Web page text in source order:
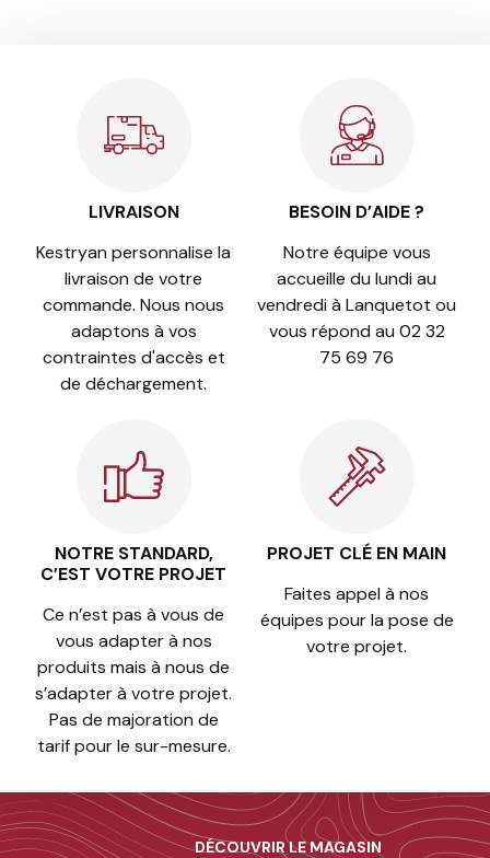
LIVRAISON
Kestryan personnalise la
livraison de votre
commande. Nous nous
adaptons à vos
contraintes d'accès et
de déchargement.
BESOIN D’AIDE ?
Notre équipe vous
accueille du lundi au
vendredi à Lanquetot ou
vous répond au 02 32
75 69 76
NOTRE STANDARD,
C’EST VOTRE PROJET
Ce n’est pas à vous de
vous adapter à nos
produits mais à nous de
s’adapter à votre projet.
Pas de majoration de
tarif pour le sur-mesure.
PROJET CLÉ EN MAIN
Faites appel à nos
équipes pour la pose de
votre projet.
DÉCOUVRIR LE MAGASIN